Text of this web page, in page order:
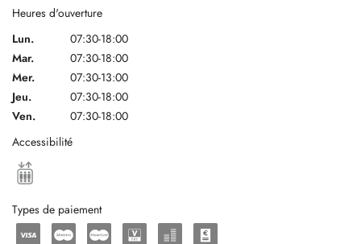
Heures d'ouverture
Lun.
07:30-18:00
Mar.
07:30-18:00
Mer.
07:30-13:00
Jeu.
07:30-18:00
Ven.
07:30-18:00
Accessibilité
Types de paiement